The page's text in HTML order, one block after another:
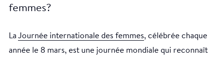
femmes?
La Journée internationale des femmes, célébrée chaque
année le 8 mars, est une journée mondiale qui reconnaît